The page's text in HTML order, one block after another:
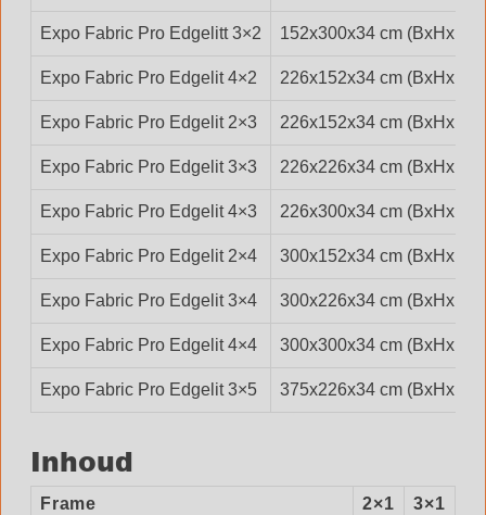
Expo Fabric Pro Edgelitt 3×2 152x300x34 cm (BxHxD)
Expo Fabric Pro Edgelit 4×2 226x152x34 cm (BxHxD)
Expo Fabric Pro Edgelit 2×3 226x152x34 cm (BxHxD)
Expo Fabric Pro Edgelit 3×3 226x226x34 cm (BxHxD)
Expo Fabric Pro Edgelit 4×3 226x300x34 cm (BxHxD)
Expo Fabric Pro Edgelit 2×4 300x152x34 cm (BxHxD)
Expo Fabric Pro Edgelit 3×4 300x226x34 cm (BxHxD)
Expo Fabric Pro Edgelit 4×4 300x300x34 cm (BxHxD)
Expo Fabric Pro Edgelit 3×5 375x226x34 cm (BxHxD)
Inhoud
Frame 2×1 3×1